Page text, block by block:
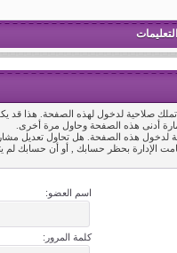
التعليمات
صلاحية لدخول لهذه الصفحة. هذا قد
أدنى هذه الصفحة وحاول مرة أخرى.
لدخول هذه الصفحة. هل تحاول تعديل
الإدارة بحظر حسابك , أو أن حسابك لم
اسم العضو:
كلمة المرور: